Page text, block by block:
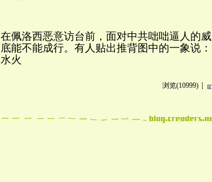
在佩洛西恶意访台前，面对中共咄咄逼人的
底能不能成行。有人贴出推背图中的一象说
水火
浏览(10999)